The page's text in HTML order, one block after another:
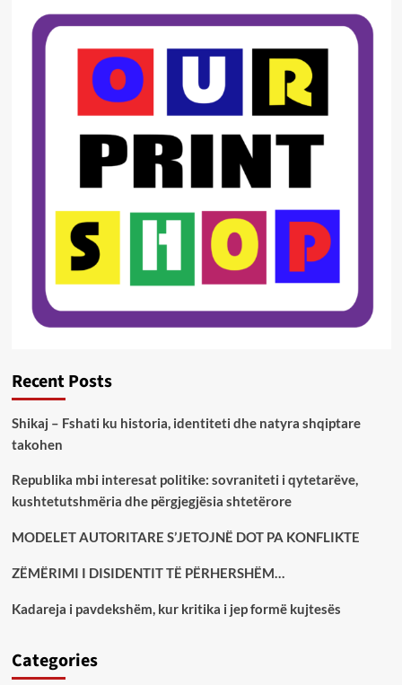
Recent Posts
Shikaj – Fshati ku historia, identiteti dhe natyra shqiptare
takohen
Republika mbi interesat politike: sovraniteti i qytetarëve,
kushtetutshmëria dhe përgjegjësia shtetërore
MODELET AUTORITARE S’JETOJNË DOT PA KONFLIKTE
ZËMËRIMI I DISIDENTIT TË PËRHERSHËM…
Kadareja i pavdekshëm, kur kritika i jep formë kujtesës
Categories